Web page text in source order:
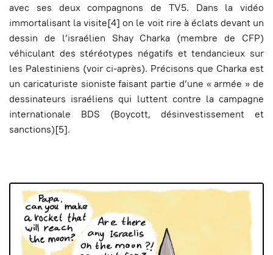
avec ses deux compagnons de TV5. Dans la vidéo
immortalisant la visite[4] on le voit rire à éclats devant un
dessin de l’israélien Shay Charka (membre de CFP)
véhiculant des stéréotypes négatifs et tendancieux sur
les Palestiniens (voir ci-après). Précisons que Charka est
un caricaturiste sioniste faisant partie d’une « armée » de
dessinateurs israéliens qui luttent contre la campagne
internationale BDS (Boycott, désinvestissement et
sanctions)[5].